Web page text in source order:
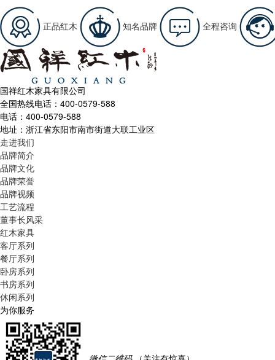
正品红木 知名品牌 全程咨询
国祥红木家具有限公司
全国热线电话： 400-0579-588
电话：400-0579-588
地址：浙江省东阳市南市街道大联工业区
走进我们
品牌简介
品牌文化
品牌荣誉
品牌视频
工艺流程
董事长风采
红木家具
客厅系列
餐厅系列
卧房系列
书房系列
休闲系列
为你服务